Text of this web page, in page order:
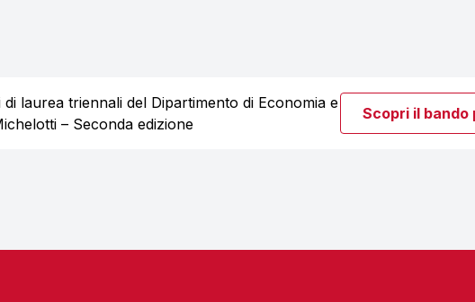
laurea triennali del Dipartimento di Economia e
– Seconda edizione
Scopri il